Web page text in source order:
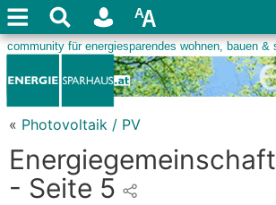
« Photovoltaik / PV
Energiegemeinschaft
- Seite 5